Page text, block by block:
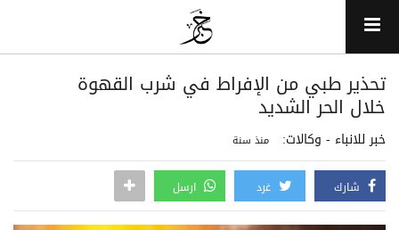
تحذير طبي من الإفراط في شرب القهوة
خلال الحر الشديد
خبر للانباء - وكالات: منذ سنة
شارك غرد ارسل